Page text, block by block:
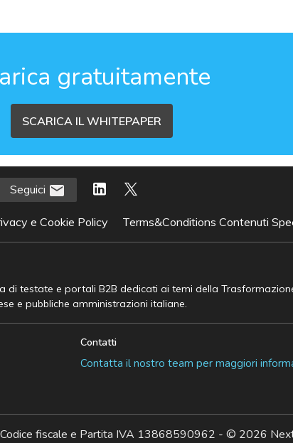
gratuitamente
SCARICA IL WHITEPAPER
Seguici
e Cookie Policy Terms&Conditions Contenuti
di testate e portali B2B dedicati ai temi della
e pubbliche amministrazioni italiane.
Contatti
Contatta il nostro team per maggiori
fiscale e Partita IVA 13868590962 - © 2026